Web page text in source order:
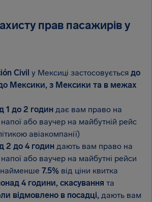
прав пасажирів у
Civil у Мексиці застосовується до
до Мексики, з Мексики та в межах
1 до 2 годин дає вам право на
або ваучер на майбутній рейс
авіакомпанії)
2 до 4 годин дають вам право на
або ваучер на майбутні рейси
7.5% від ціни квитка
4 години, скасування та
відмовлено в посадці, дають вам